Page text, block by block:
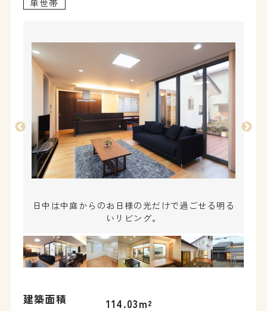
日中は中庭からのお日様の光だけで過ごせる明る
いリビング。
建築面積
114.03m²